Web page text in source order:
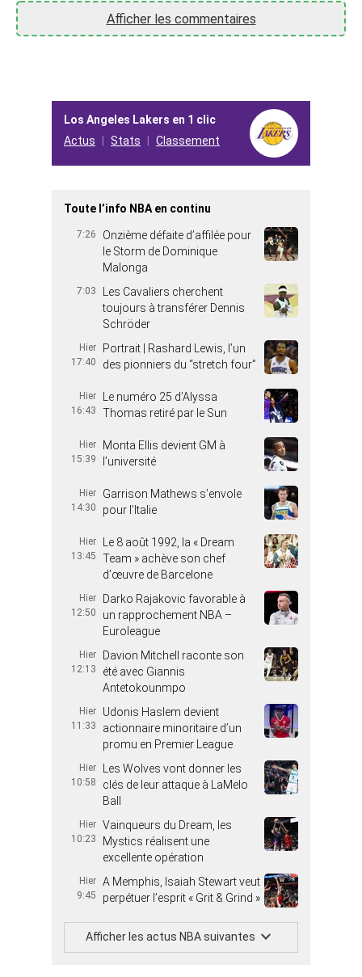
Afficher les commentaires
Los Angeles Lakers en 1 clic
Actus
Stats Classement
Toute l’info NBA en continu
7:26
Onzième défaite d’affilée pour
le Storm de Dominique
Malonga
7:03
Les Cavaliers cherchent
toujours à transférer Dennis
Schröder
Hier
17:40
Portrait | Rashard Lewis, l’un
des pionniers du “stretch four”
Hier
16:43
Le numéro 25 d’Alyssa
Thomas retiré par le Sun
Hier
15:39
Monta Ellis devient GM à
l’université
Hier
14:30
Garrison Mathews s’envole
pour l’Italie
Hier
13:45
Le 8 août 1992, la « Dream
Team » achève son chef
d’œuvre de Barcelone
Hier
12:50
Darko Rajakovic favorable à
un rapprochement NBA –
Euroleague
Hier
12:13
Davion Mitchell raconte son
été avec Giannis
Antetokounmpo
Hier
11:33
Udonis Haslem devient
actionnaire minoritaire d’un
promu en Premier League
Hier
10:58
Les Wolves vont donner les
clés de leur attaque à LaMelo
Ball
Hier
10:23
Vainqueurs du Dream, les
Mystics réalisent une
excellente opération
Hier
9:45
A Memphis, Isaiah Stewart veut
perpétuer l’esprit « Grit & Grind »
Afficher les actus NBA suivantes